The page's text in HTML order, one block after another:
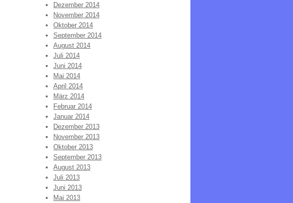
Dezember 2014
November 2014
Oktober 2014
September 2014
August 2014
Juli 2014
Juni 2014
Mai 2014
April 2014
März 2014
Februar 2014
Januar 2014
Dezember 2013
November 2013
Oktober 2013
September 2013
August 2013
Juli 2013
Juni 2013
Mai 2013